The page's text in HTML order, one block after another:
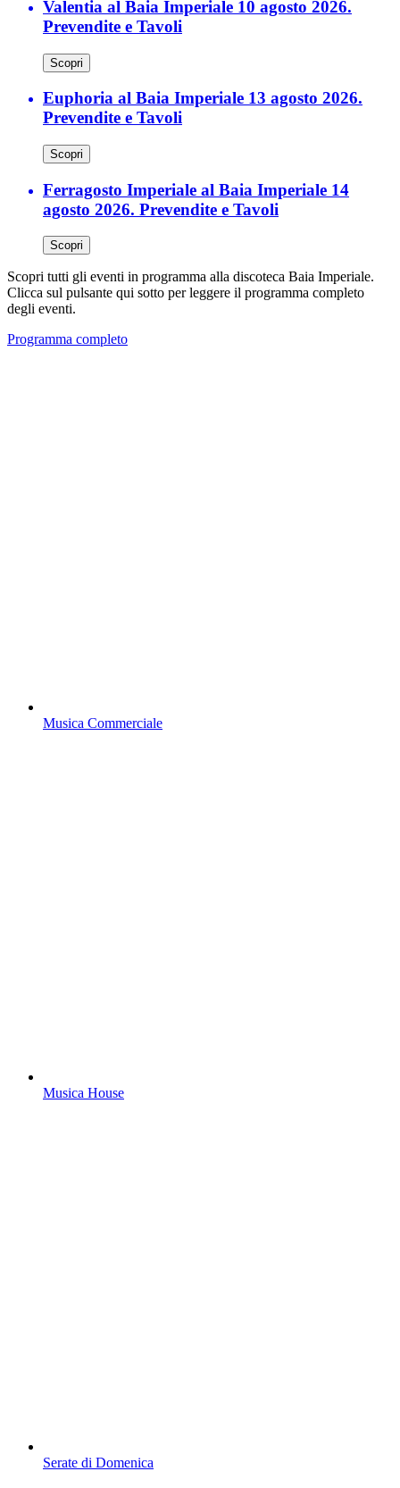
Valentia al Baia Imperiale 10 agosto 2026.
Prevendite e Tavoli
Scopri
Euphoria al Baia Imperiale 13 agosto 2026.
Prevendite e Tavoli
Scopri
Ferragosto Imperiale al Baia Imperiale 14
agosto 2026. Prevendite e Tavoli
Scopri
Scopri tutti gli eventi in programma alla discoteca Baia Imperiale.
Clicca sul pulsante qui sotto per leggere il programma completo
degli eventi.
Programma completo
Musica Commerciale
Musica House
Serate di Domenica